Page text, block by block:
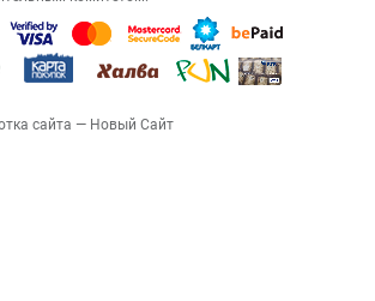
сайта — Новый Сайт